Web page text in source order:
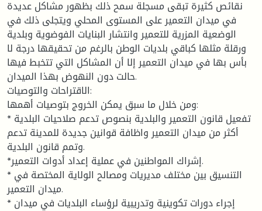
نقائص كثيرة تبقى مسجلة سمح ذلك بظهور مشاكل عديدة
في ميدان التعمير على المستوى المحلي ويتجلى ذلك في
الوضعية المزرية للتعمير وانتشار البنايات الفوضوية وبلدية
ورقلة مثلها كباقي بلديات الوطن بالرغم من تحقيقها درجة لا
بأس بها في ميدان التعمير إلا أن المشاكل التي تتخبط فيها
حالت دون النهوض بهذا الميدان.
الاقتراحات والتوصيات:
ومن خلال ما سبق يمكن الخروج بتوصيات أهمها:
* تفعيل قانون التعمير والبلدية بنصوص تدعم صلاحيات البلدية
أكثر من ميدان التعمير واظافة قوانين جديدة للمدينة تدعم
وتمم قانون البلدية.
*إشراك المواطنين في عملية إعداد أدوات التعمير.
* التنسيق بين مختلف مديريات ومصالح الولاية المختصة في
ميدان التعمير.
* إجراء دورات تكوينية وتدريبية لرؤساء البلديات في ميدان